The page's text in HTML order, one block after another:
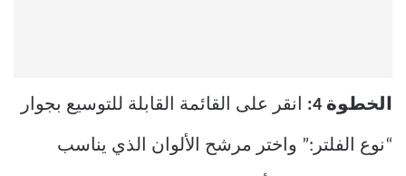
الخطوة 4: انقر على القائمة القابلة للتوسيع بجوار
“نوع الفلتر:” واختر مرشح الألوان الذي يناسب